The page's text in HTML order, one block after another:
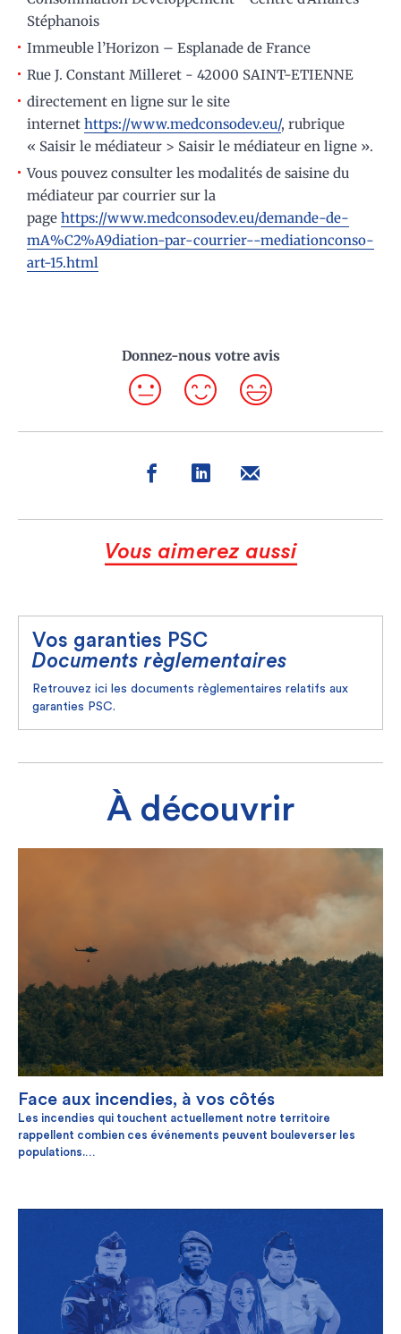
Stéphanois
Immeuble l’Horizon – Esplanade de France
Rue J. Constant Milleret - 42000 SAINT-ETIENNE
directement en ligne sur le site
internet https://www.medconsodev.eu/, rubrique
« Saisir le médiateur > Saisir le médiateur en ligne ».
Vous pouvez consulter les modalités de saisine du
médiateur par courrier sur la
page https://www.medconsodev.eu/demande-de-
mA%C2%A9diation-par-courrier--mediationconso-
art-15.html
Donnez-nous votre avis
Vous aimerez aussi
Vos garanties PSC
Documents règlementaires
Retrouvez ici les documents règlementaires relatifs aux
garanties PSC.
À découvrir
Face aux incendies, à vos côtés
Les incendies qui touchent actuellement notre territoire
rappellent combien ces événements peuvent bouleverser les
populations.